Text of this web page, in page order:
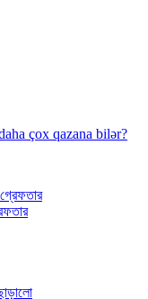
çox qazana bilər?